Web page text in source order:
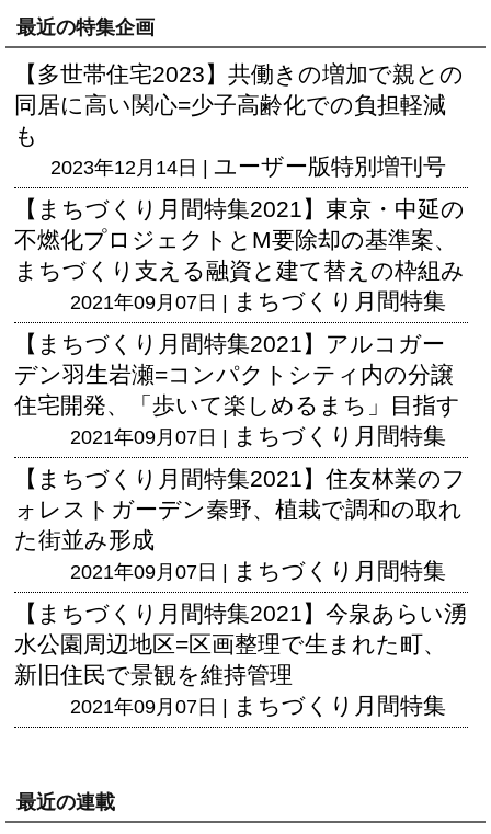
最近の特集企画
【多世帯住宅2023】共働きの増加で親との
同居に高い関心=少子高齢化での負担軽減
も
2023年12月14日 | ユーザー版特別増刊号
【まちづくり月間特集2021】東京・中延の
不燃化プロジェクトとM要除却の基準案、
まちづくり支える融資と建て替えの枠組み
2021年09月07日 | まちづくり月間特集
【まちづくり月間特集2021】アルコガー
デン羽生岩瀬=コンパクトシティ内の分譲
住宅開発、「歩いて楽しめるまち」目指す
2021年09月07日 | まちづくり月間特集
【まちづくり月間特集2021】住友林業のフ
ォレストガーデン秦野、植栽で調和の取れ
た街並み形成
2021年09月07日 | まちづくり月間特集
【まちづくり月間特集2021】今泉あらい湧
水公園周辺地区=区画整理で生まれた町、
新旧住民で景観を維持管理
2021年09月07日 | まちづくり月間特集
最近の連載